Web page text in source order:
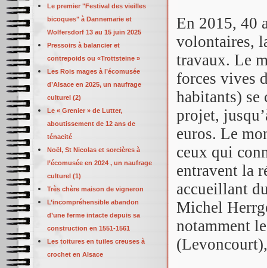
En 2015, 40
volontaires,
travaux. Le
forces vives
habitants) se
projet,
euros. Le
ceux qui
entravent la
accueillant
Michel
notamment
Le premier "Festival des vieilles
bicoques" à Dannemarie et
Wolfersdorf 13 au 15 juin 2025
Pressoirs à balancier et
contrepoids ou «Trottsteine »
Les Rois mages à l’écomusée
d’Alsace en 2025, un naufrage
culturel (2)
Le « Grenier » de Lutter,
aboutissement de 12 ans de
ténacité
Noël, St Nicolas et sorcières à
l’écomusée en 2024 , un naufrage
culturel (1)
Très chère maison de vigneron
L’incompréhensible abandon
d’une ferme intacte depuis sa
construction en 1551-1561
Les toitures en tuiles creuses à
crochet en Alsace